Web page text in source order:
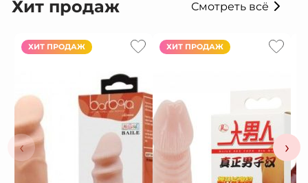
Хит продаж Смотреть всё
‹
ХИТ ПРОДАЖ ХИТ ПРОДАЖ
›